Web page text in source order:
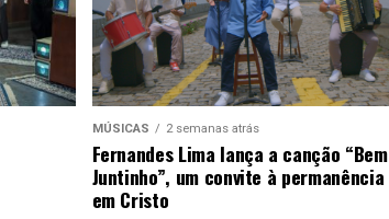
MÚSICAS 2 semanas atrás
Fernandes Lima lança a canção “Bem
Juntinho”, um convite à permanência
em Cristo